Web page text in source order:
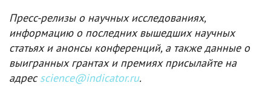
Пресс-релизы о научных исследованиях,
информацию о последних вышедших научных
статьях и анонсы конференций, а также данные о
выигранных грантах и премиях присылайте на
адресscience@indicator.ru.